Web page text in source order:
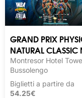
GRAND PRIX
NATURAL CLASSIC
Montresor Hotel
Bussolengo
Biglietti a partire da
54.25€